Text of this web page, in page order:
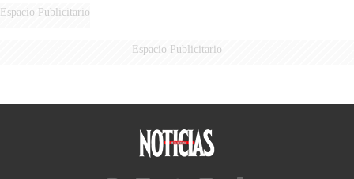
Espacio Publicitario
Espacio Publicitario